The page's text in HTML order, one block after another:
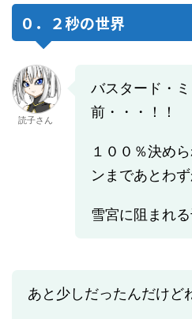
０．２秒の世界
読子さん
バスタード・
前・・・！！
１００％決め
ンまであとわ
雪宮に阻まれ
あと少しだったんだけど